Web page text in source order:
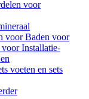
voor
voor Baden voor
voor Installatie-
voeten en sets